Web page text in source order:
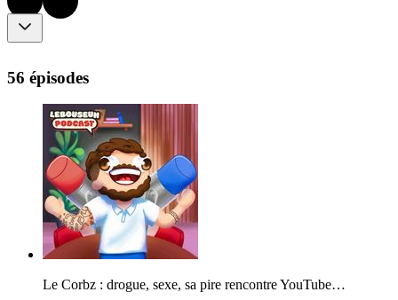
56 épisodes
Le Corbz : drogue, sexe, sa pire rencontre YouTube…